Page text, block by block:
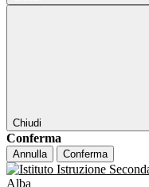
Chiudi
Conferma
Annulla Conferma